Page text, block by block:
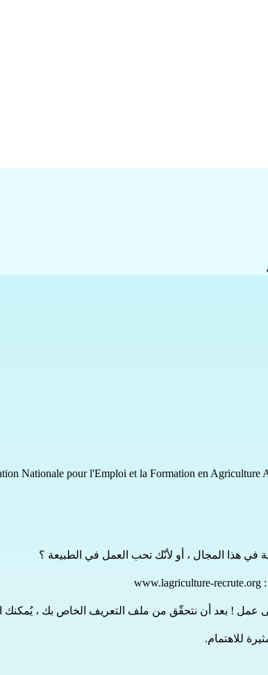
Nationale pour l'Emploi et la Formation en Agriculture
في هذا المجال ، أو لأنّك تحب العمل في الطبيعة ؟
www.lagriculture-recrute.org
عمل ! بعد أن نتحقّق من ملف التعريف الخاص بك ،
للاهتمام.